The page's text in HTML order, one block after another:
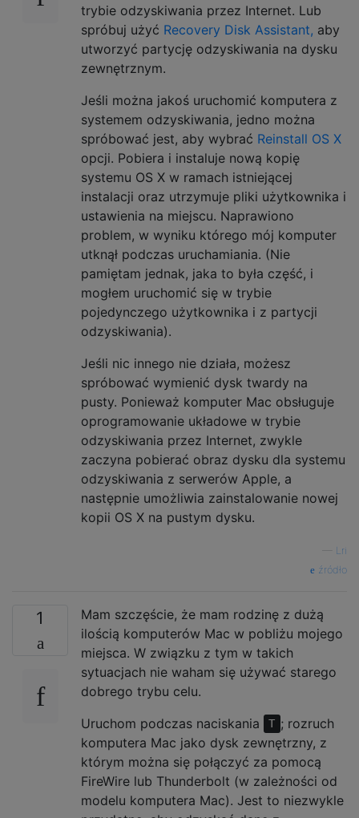
trybie odzyskiwania przez Internet. Lub
spróbuj użyć Recovery Disk Assistant, aby
utworzyć partycję odzyskiwania na dysku
zewnętrznym.
Jeśli można jakoś uruchomić komputera z
systemem odzyskiwania, jedno można
spróbować jest, aby wybrać Reinstall OS X
opcji. Pobiera i instaluje nową kopię
systemu OS X w ramach istniejącej
instalacji oraz utrzymuje pliki użytkownika i
ustawienia na miejscu. Naprawiono
problem, w wyniku którego mój komputer
utknął podczas uruchamiania. (Nie
pamiętam jednak, jaka to była część, i
mogłem uruchomić się w trybie
pojedynczego użytkownika i z partycji
odzyskiwania).
Jeśli nic innego nie działa, możesz
spróbować wymienić dysk twardy na
pusty. Ponieważ komputer Mac obsługuje
oprogramowanie układowe w trybie
odzyskiwania przez Internet, zwykle
zaczyna pobierać obraz dysku dla systemu
odzyskiwania z serwerów Apple, a
następnie umożliwia zainstalowanie nowej
kopii OS X na pustym dysku.
Lri
źródło
1
Mam szczęście, że mam rodzinę z dużą
ilością komputerów Mac w pobliżu mojego
miejsca. W związku z tym w takich
sytuacjach nie waham się używać starego
dobrego trybu celu.
Uruchom podczas naciskania
T ; rozruch
komputera Mac jako dysk zewnętrzny, z
którym można się połączyć za pomocą
FireWire lub Thunderbolt (w zależności od
modelu komputera Mac). Jest to niezwykle